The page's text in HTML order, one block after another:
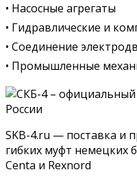
• Насосные агрегаты
• Гидравлические и
• Соединение
• Промышленные
SKB-4.ru — поставка и
гибких муфт немецких
Centa и Rexnord